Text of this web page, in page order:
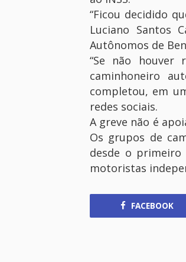
“Ficou decidido
Luciano Santos
Autônomos de
“Se não
caminhoneiro
completou, em
redes sociais.
A greve não é
Os grupos de
desde o
motoristas
FACEBOOK